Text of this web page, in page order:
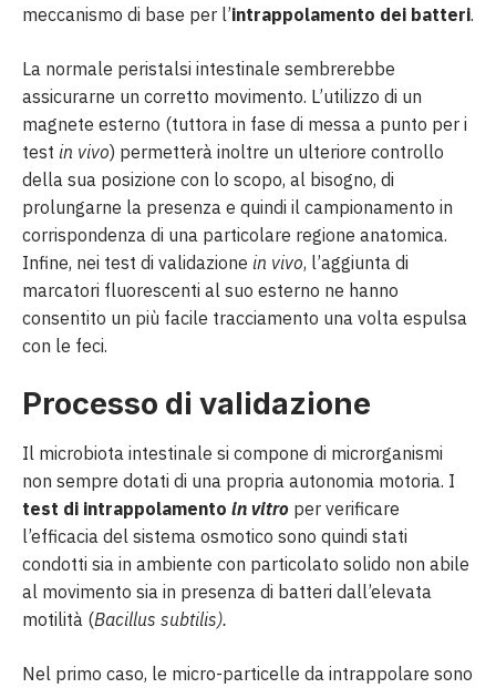
meccanismo di base per l’intrappolamento dei batteri.
La normale peristalsi intestinale sembrerebbe
assicurarne un corretto movimento. L’utilizzo di un
magnete esterno (tuttora in fase di messa a punto per i
test in vivo) permetterà inoltre un ulteriore controllo
della sua posizione con lo scopo, al bisogno, di
prolungarne la presenza e quindi il campionamento in
corrispondenza di una particolare regione anatomica.
Infine, nei test di validazione in vivo, l’aggiunta di
marcatori fluorescenti al suo esterno ne hanno
consentito un più facile tracciamento una volta espulsa
con le feci.
Processo di validazione
Il microbiota intestinale si compone di microrganismi
non sempre dotati di una propria autonomia motoria. I
test di intrappolamento in vitro per verificare
l’efficacia del sistema osmotico sono quindi stati
condotti sia in ambiente con particolato solido non abile
al movimento sia in presenza di batteri dall’elevata
motilità (Bacillus subtilis).
Nel primo caso, le micro-particelle da intrappolare sono